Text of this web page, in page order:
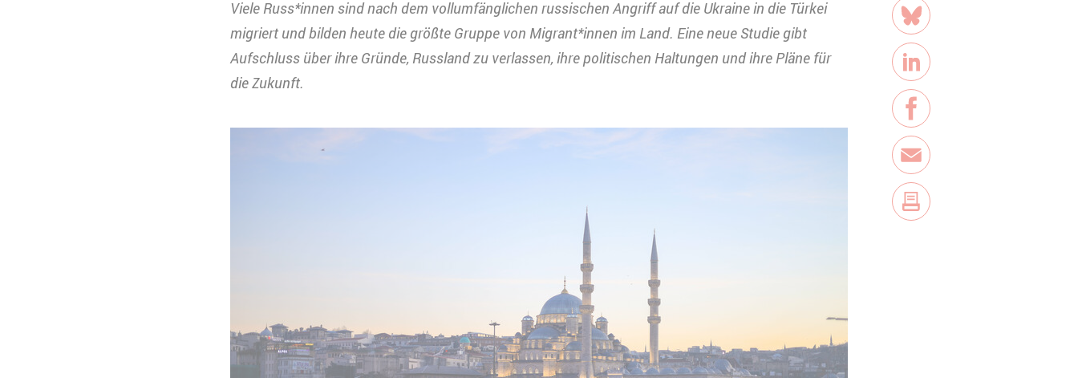
Viele Russ*innen sind nach dem vollumfänglichen russischen Angriff auf die Ukraine in die Türkei
migriert und bilden heute die größte Gruppe von Migrant*innen im Land. Eine neue Studie gibt
Aufschluss über ihre Gründe, Russland zu verlassen, ihre politischen Haltungen und ihre Pläne für
die Zukunft.
Bluesky
LinkedIn
Facebook
E-Mail